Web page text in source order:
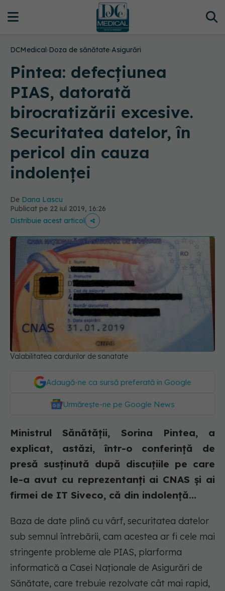
DCMedical›Doza de sănătate›Asigurări
Pintea: defecțiunea
PIAS, datorată
birocratizării excesive.
Securitatea datelor, în
pericol din cauza
indolenței
De Dana Lascu
Publicat pe 22 iul 2019, 16:26
Distribuie acest articol
Valabilitatea cardurilor de sanatate
Adaugă-ne ca sursă preferată în Google
Urmărește-ne pe Google News
Ministrul Sănătății, Sorina Pintea, a
explicat, astăzi, într-o conferință de
presă susținută după discuțiile pe care
le-a avut cu reprezentanți ai CNAS și ai
firmei de IT Siveco, că din indolență...
Baza de date plină cu vârf, securitatea datelor
sub semnul întrebării, cam acestea ar fi cele mai
stringente probleme ale PIAS, plarforma
informatică a Casei Naționale de Asigurări de
Sănătate, care trebuie rezolvate cât mai rapid,